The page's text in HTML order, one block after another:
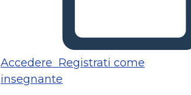
Accedere Registrati come
insegnante